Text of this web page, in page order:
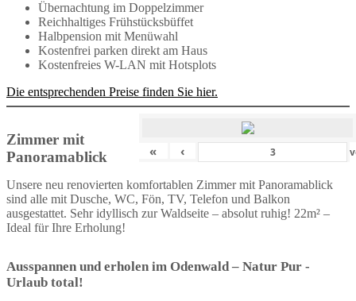
Übernachtung im Doppelzimmer
Reichhaltiges Frühstücksbüffet
Halbpension mit Menüwahl
Kostenfrei parken direkt am Haus
Kostenfreies W-LAN mit Hotsplots
Die entsprechenden Preise finden Sie hier.
« ‹
Zimmer mit
Panoramablick
Unsere neu renovierten komfortablen Zimmer mit Panoramablick
sind alle mit Dusche, WC, Fön, TV, Telefon und Balkon
ausgestattet. Sehr idyllisch zur Waldseite – absolut ruhig! 22m² –
Ideal für Ihre Erholung!
Ausspannen und erholen im Odenwald – Natur Pur -
Urlaub total!